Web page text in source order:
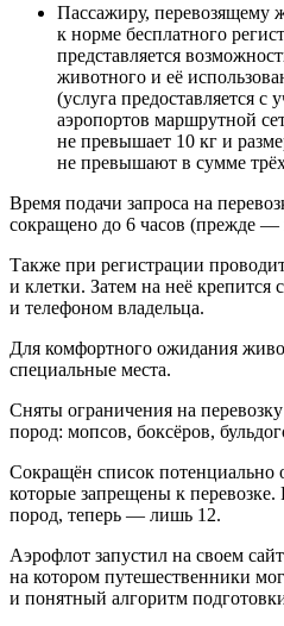
Пассажиру, перевозящему
к норме бесплатного
представляется
животного и её
(услуга предоставляется с
аэропортов маршрутной
не превышает 10 кг и
не превышают в сумме
Время подачи запроса на
сокращено до 6 часов (прежде —
Также при регистрации
и клетки. Затем на неё
и телефоном владельца.
Для комфортного ожидания
специальные места.
Сняты ограничения на
пород: мопсов, боксёров,
Сокращён список потенциально
которые запрещены к перевозке.
пород, теперь — лишь 12.
Аэрофлот запустил на своем
на котором путешественники
и понятный алгоритм